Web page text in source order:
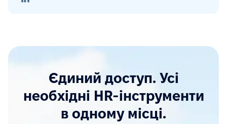
Єдиний доступ. Усі
необхідні HR-інструменти
в одному місці.